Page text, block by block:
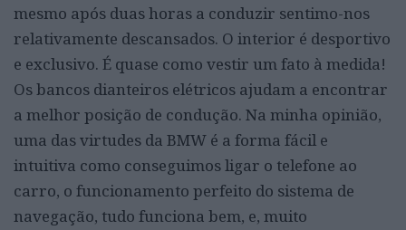
mesmo após duas horas a conduzir sentimo-nos
relativamente descansados. O interior é desportivo
e exclusivo. É quase como vestir um fato à medida!
Os bancos dianteiros elétricos ajudam a encontrar
a melhor posição de condução. Na minha opinião,
uma das virtudes da BMW é a forma fácil e
intuitiva como conseguimos ligar o telefone ao
carro, o funcionamento perfeito do sistema de
navegação, tudo funciona bem, e, muito